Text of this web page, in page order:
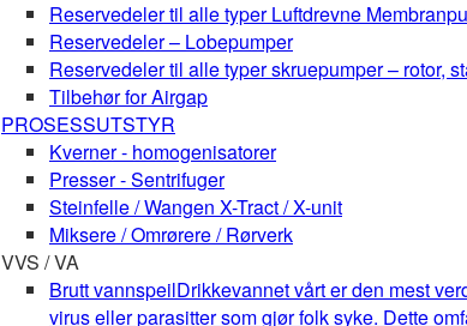
Reservedeler til alle typer Luftdrevne
Reservedeler – Lobepumper
Reservedeler til alle typer skruepumper – rotor,
Tilbehør for Airgap
PROSESSUTSTYR
Kverner - homogenisatorer
Presser - Sentrifuger
Steinfelle / Wangen X-Tract / X-unit
Miksere / Omrørere / Rørverk
VVS / VA
Brutt vannspeilDrikkevannet vårt er den mest
virus eller parasitter som gjør folk syke. Dette